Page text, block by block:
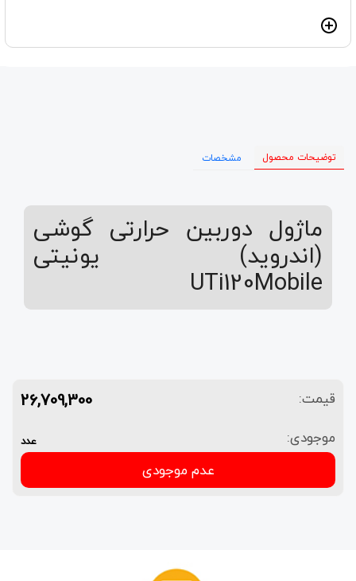
توضیحات محصول مشخصات
ماژول دوربین حرارتی گوشی
(اندروید) یونیتی
UTi120Mobile
قیمت: 26,709,300
موجودی: عدد
عدم موجودی